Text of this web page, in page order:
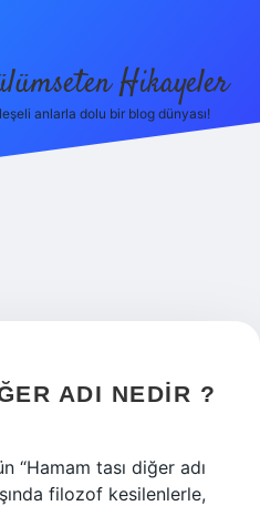
Hikayeler
anlarla dolu bir blog dünyası!
ADI NEDIR ?
“Hamam tası diğer adı
filozof kesilenlerle,